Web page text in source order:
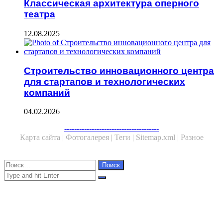
Классическая архитектура оперного
театра
12.08.2025
Строительство инновационного центра
для стартапов и технологических
компаний
04.02.2026
--------------------------------------
Карта сайта | Фотогалерея | Теги | Sitemap.xml | Разное
Close
Найти:
Close
Search